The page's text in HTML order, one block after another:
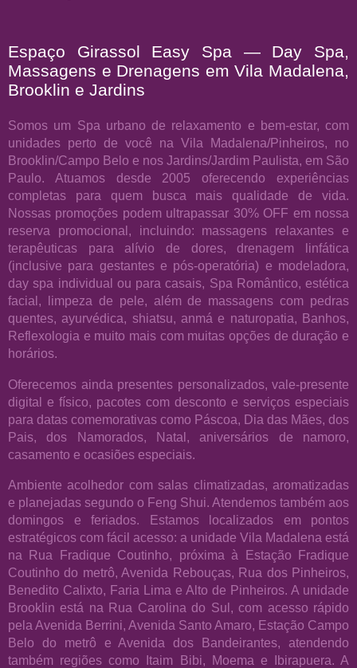
Espaço Girassol Easy Spa — Day Spa,
Massagens e Drenagens em Vila Madalena,
Brooklin e Jardins
Somos um Spa urbano de relaxamento e bem-estar, com
unidades perto de você na Vila Madalena/Pinheiros, no
Brooklin/Campo Belo e nos Jardins/Jardim Paulista, em São
Paulo. Atuamos desde 2005 oferecendo experiências
completas para quem busca mais qualidade de vida.
Nossas promoções podem ultrapassar 30% OFF em nossa
reserva promocional, incluindo: massagens relaxantes e
terapêuticas para alívio de dores, drenagem linfática
(inclusive para gestantes e pós-operatória) e modeladora,
day spa individual ou para casais, Spa Romântico, estética
facial, limpeza de pele, além de massagens com pedras
quentes, ayurvédica, shiatsu, anmá e naturopatia, Banhos,
Reflexologia e muito mais com muitas opções de duração e
horários.
Oferecemos ainda presentes personalizados, vale-presente
digital e físico, pacotes com desconto e serviços especiais
para datas comemorativas como Páscoa, Dia das Mães, dos
Pais, dos Namorados, Natal, aniversários de namoro,
casamento e ocasiões especiais.
Ambiente acolhedor com salas climatizadas, aromatizadas
e planejadas segundo o Feng Shui. Atendemos também aos
domingos e feriados. Estamos localizados em pontos
estratégicos com fácil acesso: a unidade Vila Madalena está
na Rua Fradique Coutinho, próxima à Estação Fradique
Coutinho do metrô, Avenida Rebouças, Rua dos Pinheiros,
Benedito Calixto, Faria Lima e Alto de Pinheiros. A unidade
Brooklin está na Rua Carolina do Sul, com acesso rápido
pela Avenida Berrini, Avenida Santo Amaro, Estação Campo
Belo do metrô e Avenida dos Bandeirantes, atendendo
também regiões como Itaim Bibi, Moema e Ibirapuera. A